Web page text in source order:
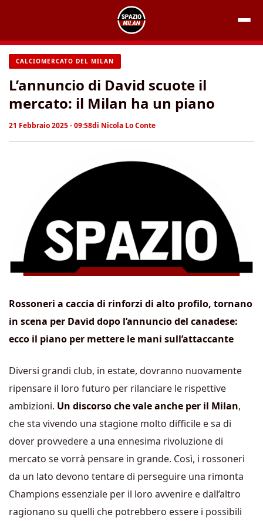
contenuto
CALCIOMERCATO DEL MILAN
L’annuncio di David scuote il
mercato: il Milan ha un piano
21 Febbraio 2025 - 09:58di Nicola Lo Conte
Rossoneri a caccia di rinforzi di alto profilo, tornano
in scena per David dopo l’annuncio del canadese:
ecco il piano per mettere le mani sull’attaccante
Diversi grandi club, in estate, dovranno nuovamente
ripensare il loro futuro per rilanciare le rispettive
ambizioni. Un discorso che vale anche per il Milan,
che sta vivendo una stagione molto difficile e sa di
dover provvedere a una ennesima rivoluzione di
mercato se vorrà pensare in grande. Così, i rossoneri
da un lato devono tentare di perseguire una rimonta
Champions essenziale per il loro avvenire e dall’altro
ragionano su quelli che potrebbero essere i possibili